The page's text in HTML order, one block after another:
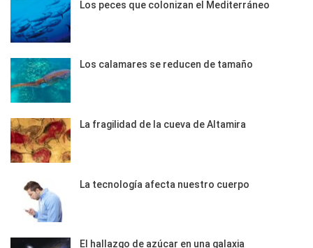
Los peces que colonizan el Mediterráneo
Los calamares se reducen de tamaño
La fragilidad de la cueva de Altamira
La tecnología afecta nuestro cuerpo
El hallazgo de azúcar en una galaxia